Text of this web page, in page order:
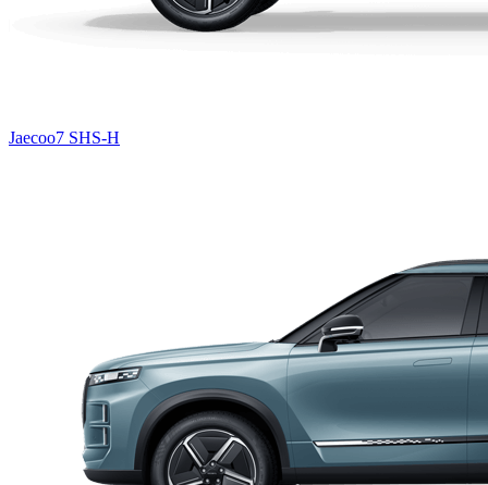
Jaecoo7 SHS-H